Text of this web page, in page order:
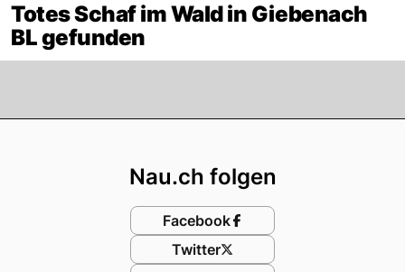
Totes Schaf im Wald in Giebenach
BL gefunden
Nau.ch folgen
Facebook
Twitter